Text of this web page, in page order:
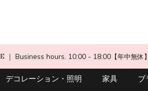
｜ Business hours. 10:00 - 18:00【年中無休】
デコレーション・照明 家具 ブ